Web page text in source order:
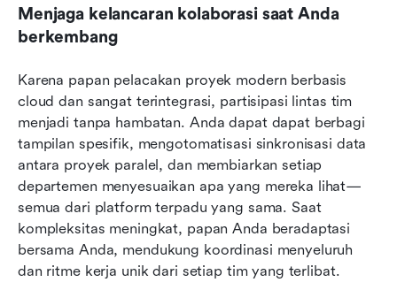
Menjaga kelancaran kolaborasi saat Anda
berkembang
Karena papan pelacakan proyek modern berbasis
cloud dan sangat terintegrasi, partisipasi lintas tim
menjadi tanpa hambatan. Anda dapat dapat berbagi
tampilan spesifik, mengotomatisasi sinkronisasi data
antara proyek paralel, dan membiarkan setiap
departemen menyesuaikan apa yang mereka lihat—
semua dari platform terpadu yang sama. Saat
kompleksitas meningkat, papan Anda beradaptasi
bersama Anda, mendukung koordinasi menyeluruh
dan ritme kerja unik dari setiap tim yang terlibat.